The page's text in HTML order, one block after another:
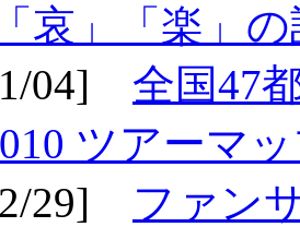
「哀」「楽」
04] 全国47
ツアーマ
29] ファン